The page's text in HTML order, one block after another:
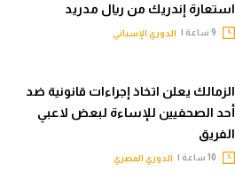
استعارة إندريك من ريال مدريد
الدوري الإسباني
الزمالك يعلن اتخاذ إجراءات قانونية ضد
أحد الصحفيين للإساءة لبعض لاعبي
الفريق
الدوري المصري